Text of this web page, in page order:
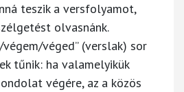
teszik a versfolyamot,
olvasnánk.
véged” (verslak) sor
tűnik: ha valamelyikük
végére, az a közös